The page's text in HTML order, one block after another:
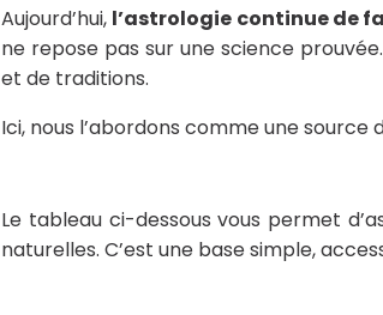
Aujourd’hui, l’astrologie continue de
ne repose pas sur une science
et de traditions.
Ici, nous l’abordons comme une source
Le tableau ci-dessous vous permet
naturelles. C’est une base simple,